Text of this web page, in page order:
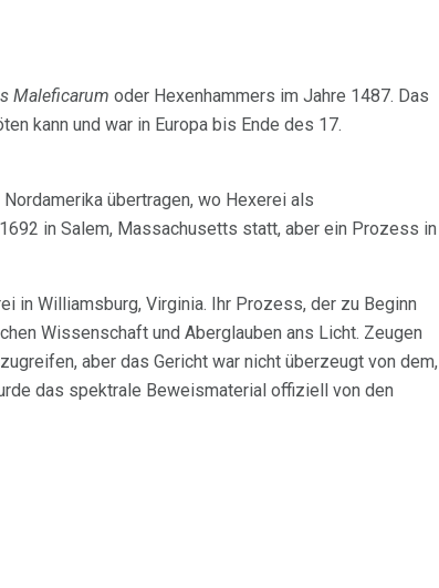
Maleficarum oder Hexenhammers im Jahre 1487. Das
kann und war in Europa bis Ende des 17.
übertragen, wo Hexerei als
in Salem, Massachusetts statt, aber ein Prozess in
in Williamsburg, Virginia. Ihr Prozess, der zu Beginn
Wissenschaft und Aberglauben ans Licht. Zeugen
aber das Gericht war nicht überzeugt von dem,
das spektrale Beweismaterial offiziell von den